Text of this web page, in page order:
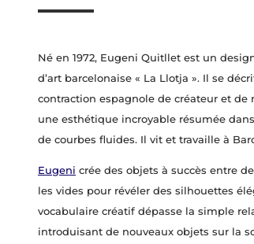
Né en 1972, Eugeni Quitllet est un
d’art barcelonaise « La Llotja ». Il se
contraction espagnole de créateur et de
une esthétique incroyable résumée
de courbes fluides. Il vit et travaille à
Eugeni crée des objets à succès entre
les vides pour révéler des silhouettes
vocabulaire créatif dépasse la simple
introduisant de nouveaux objets sur la